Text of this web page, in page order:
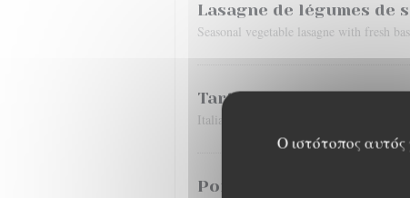
Ο ιστότοπος αυτός
Lasagne de légumes
Seasonal vegetable lasagne with fresh
Tartare de bœuf à
Italian-style beef tartare, homemade fries
Poitrine de porc